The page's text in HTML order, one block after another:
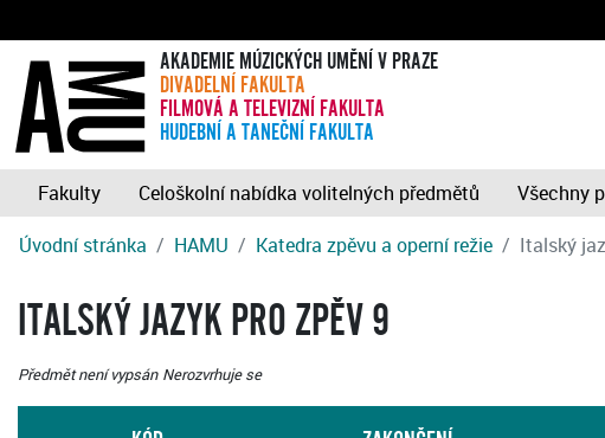
AKADEMIE MÚZICKÝCH UMĚNÍ V PRAZE
DIVADELNÍ FAKULTA
FILMOVÁ A TELEVIZNÍ FAKULTA
HUDEBNÍ A TANEČNÍ FAKULTA
Fakulty Celoškolní nabídka volitelných předmětů Všechny
Úvodní stránka
HAMU Katedra zpěvu a operní režie Italský
ITALSKÝ JAZYK PRO ZPĚV 9
Předmět není vypsán Nerozvrhuje se